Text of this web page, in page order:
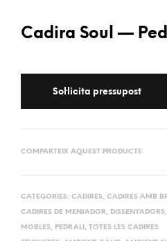
Cadira Soul —
COMPARTEIX AQUEST PRODUCTE
CATEGORIES: CADIRES, CADIRES AMB
CADIRES DE MENJADOR, DISSENYADORS,
MOBLES, PEDRALI , TOTES LES CADIRES